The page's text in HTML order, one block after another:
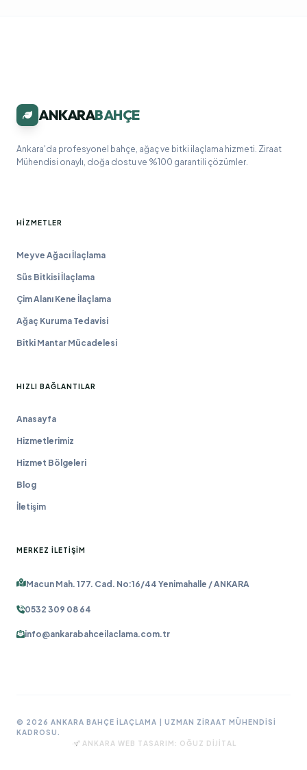
ANKARABAHÇE
Ankara'da profesyonel bahçe, ağaç ve bitki ilaçlama hizmeti. Ziraat
Mühendisi onaylı, doğa dostu ve %100 garantili çözümler.
HIZMETLER
Meyve Ağacı İlaçlama
Süs Bitkisi İlaçlama
Çim Alanı Kene İlaçlama
Ağaç Kuruma Tedavisi
Bitki Mantar Mücadelesi
HIZLI BAĞLANTILAR
Anasayfa
Hizmetlerimiz
Hizmet Bölgeleri
Blog
İletişim
MERKEZ İLETIŞIM
Macun Mah. 177. Cad. No:16/44 Yenimahalle / ANKARA
0532 309 08 64
info@ankarabahceilaclama.com.tr
© 2026 ANKARA BAHÇE İLAÇLAMA | UZMAN ZIRAAT MÜHENDISI
KADROSU.
ANKARA WEB TASARIM: OĞUZ DIJITAL